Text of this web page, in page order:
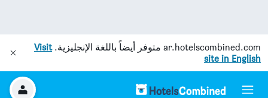
ar.hotelscombined.com متوفر أيضاً باللغة الإنجليزية.Visit
site in English